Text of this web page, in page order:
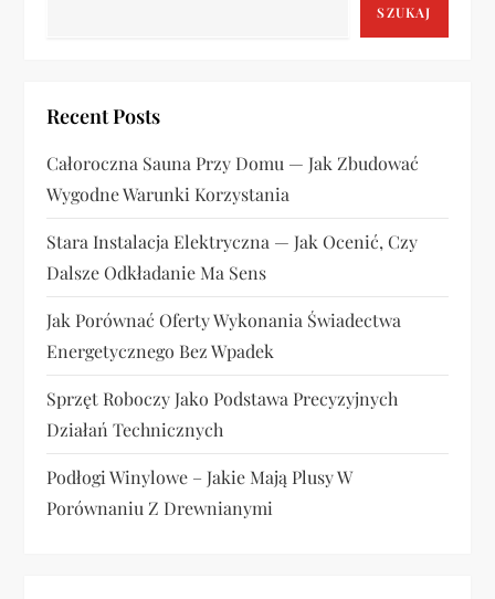
p
i
s
u
SZUKAJ
Recent Posts
Całoroczna Sauna Przy Domu — Jak Zbudować
Wygodne Warunki Korzystania
Stara Instalacja Elektryczna — Jak Ocenić, Czy
Dalsze Odkładanie Ma Sens
Jak Porównać Oferty Wykonania Świadectwa
Energetycznego Bez Wpadek
Sprzęt Roboczy Jako Podstawa Precyzyjnych
Działań Technicznych
Podłogi Winylowe – Jakie Mają Plusy W
Porównaniu Z Drewnianymi